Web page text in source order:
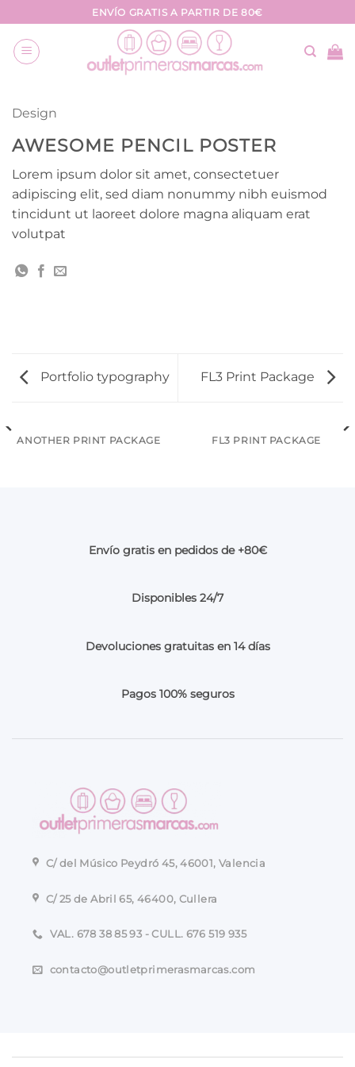
al
contenido
ENVÍO GRATIS A PARTIR DE 80€
Design
AWESOME PENCIL POSTER
Lorem ipsum dolor sit amet, consectetuer
adipiscing elit, sed diam nonummy nibh euismod
tincidunt ut laoreet dolore magna aliquam erat
volutpat
Portfolio typography FL3 Print Package
ANOTHER PRINT PACKAGE FL3 PRINT PACKAGE
Envío gratis en pedidos de +80€
Disponibles 24/7
Devoluciones gratuitas en 14 días
Pagos 100% seguros
C/ del Músico Peydró 45, 46001, Valencia
C/ 25 de Abril 65, 46400, Cullera
VAL. 678 38 85 93 - CULL. 676 519 935
contacto@outletprimerasmarcas.com